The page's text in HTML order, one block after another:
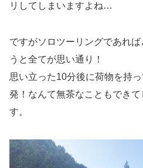
リしてしまいますよね…
ですがソロツーリングであれ
うと全てが思い通り！
思い立った10分後に荷物を持
発！なんて無茶なこともでき
す。